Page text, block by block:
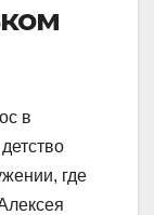
в
где